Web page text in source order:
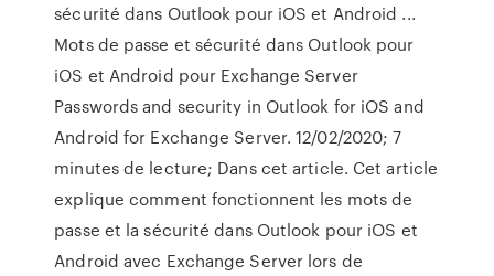
sécurité dans Outlook pour iOS et Android ...
Mots de passe et sécurité dans Outlook pour
iOS et Android pour Exchange Server
Passwords and security in Outlook for iOS and
Android for Exchange Server. 12/02/2020; 7
minutes de lecture; Dans cet article. Cet article
explique comment fonctionnent les mots de
passe et la sécurité dans Outlook pour iOS et
Android avec Exchange Server lors de